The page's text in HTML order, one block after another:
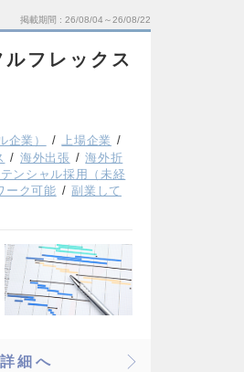
掲載期間 26/08/04～26/08/22
フレックス
企業）
上場企業
海外出張
海外折
ンシャル採用（未経
ーク可能
副業して
詳細へ